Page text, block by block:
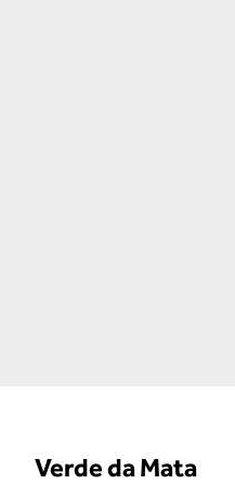
Verde da Mata